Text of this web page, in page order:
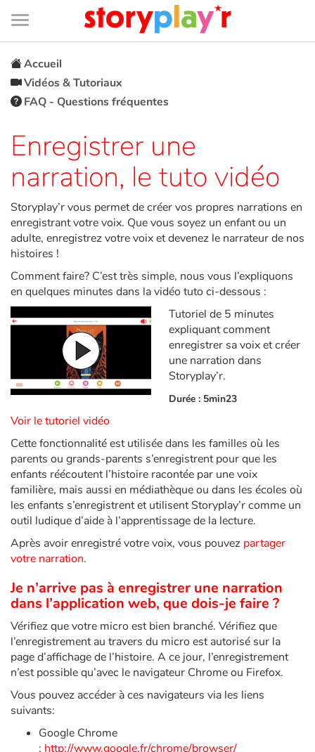
Connexion
Bibliothèque
de
page
Menu
Je me connecte
Tester gratuitement
Bibliothèque
Prix
Accueil
Contes d'ici et d'ailleurs
Fable, mythe, littérature et poésie
Princesses et princes, rois, reines et dragons
Ogres, monstres et sorcières
Héroïnes et héros
Écologie, nature, saisons
Les animaux
Voyage, épopée, enquête, aventure
Autour du monde
Apprentissage
Art, espace, activité
Documentaires
En famille
Quotidien et loisirs
Accueil
Vidéos & Tutoriaux
FAQ - Questions fréquentes
Enregistrer une
narration, le tuto vidéo
Storyplay’r vous permet de créer vos propres narrations en
enregistrant votre voix. Que vous soyez un enfant ou un
adulte, enregistrez votre voix et devenez le narrateur de nos
histoires !
Comment faire? C’est très simple, nous vous l’expliquons
en quelques minutes dans la vidéo tuto ci-dessous :
Tutoriel de 5 minutes
expliquant comment
enregistrer sa voix et créer
une narration dans
Storyplay’r.
Durée : 5min23
Voir le tutoriel vidéo
Cette fonctionnalité est utilisée dans les familles où les
parents ou grands-parents s’enregistrent pour que les
enfants réécoutent l’histoire racontée par une voix
familière, mais aussi en médiathèque ou dans les écoles où
les enfants s’enregistrent et utilisent Storyplay’r comme un
outil ludique d’aide à l’apprentissage de la lecture.
Après avoir enregistré votre voix, vous pouvez partager
votre narration.
Je n’arrive pas à enregistrer une narration
dans l’application web, que dois-je faire ?
Vérifiez que votre micro est bien branché. Vérifiez que
l’enregistrement au travers du micro est autorisé sur la
page d’affichage de l’histoire. A ce jour, l’enregistrement
n’est possible qu’avec le navigateur Chrome ou Firefox.
Vous pouvez accéder à ces navigateurs via les liens
suivants:
Google Chrome
: http://www.google.fr/chrome/browser/